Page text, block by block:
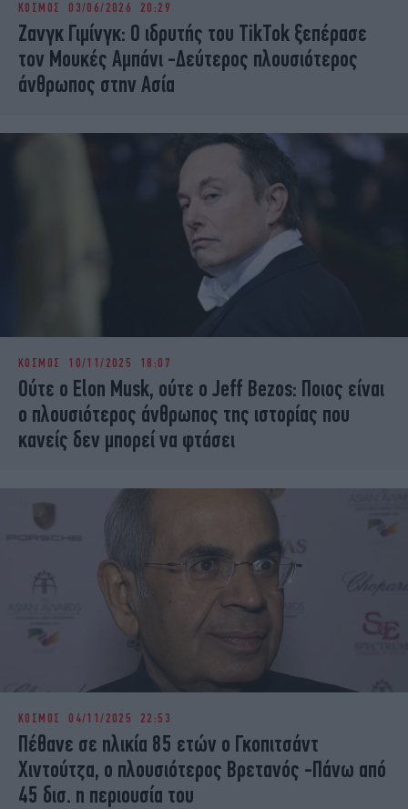
iBOOKS
OSCARS
THE OCEAN
MEDIA
ELAMEFORA
ΚΟΣΜΟΣ 03/06/2026 20:29
Ζανγκ Γιμίνγκ: Ο ιδρυτής του TikTok ξεπέρασε
τον Μουκές Αμπάνι -Δεύτερος πλουσιότερος
άνθρωπος στην Ασία
ΚΟΣΜΟΣ 10/11/2025 18:07
Ούτε ο Elon Musk, ούτε ο Jeff Bezos: Ποιος είναι
ο πλουσιότερος άνθρωπος της ιστορίας που
κανείς δεν μπορεί να φτάσει
ΚΟΣΜΟΣ 04/11/2025 22:53
Πέθανε σε ηλικία 85 ετών ο Γκοπιτσάντ
Χιντούτζα, ο πλουσιότερος Βρετανός -Πάνω από
45 δισ. η περιουσία του